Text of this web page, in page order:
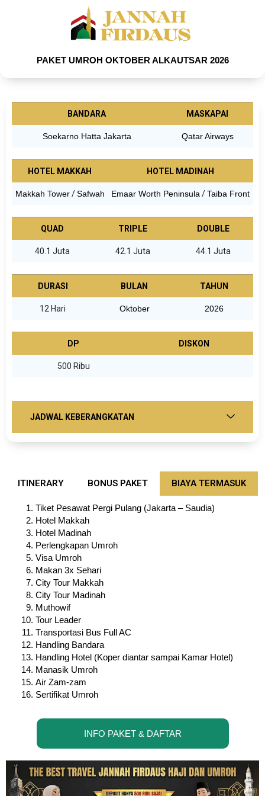
PAKET UMROH OKTOBER ALKAUTSAR 2026
BANDARA MASKAPAI
Soekarno Hatta Jakarta Qatar Airways
HOTEL MAKKAH HOTEL MADINAH
Makkah Tower/Safwah Emaar Worth Peninsula /Taiba Front
QUAD TRIPLE DOUBLE
40.1 Juta 42.1 Juta 44.1 Juta
DURASI BULAN TAHUN
12 Hari Oktober 2026
DP DISKON
500 Ribu
JADWAL KEBERANGKATAN
ITINERARY BONUS PAKET BIAYA TERMASUK
Tiket Pesawat Pergi Pulang (Jakarta – Saudia)
Hotel Makkah
Hotel Madinah
Perlengkapan Umroh
Visa Umroh
Makan 3x Sehari
City Tour Makkah
City Tour Madinah
Muthowif
Tour Leader
Transportasi Bus Full AC
Handling Bandara
Handling Hotel (Koper diantar sampai Kamar Hotel)
Manasik Umroh
Air Zam-zam
Sertifikat Umroh
INFO PAKET & DAFTAR